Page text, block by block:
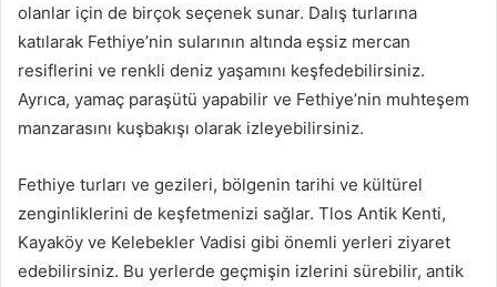
olanlar için de birçok seçenek sunar. Dalış turlarına
katılarak Fethiye’nin sularının altında eşsiz mercan
resiflerini ve renkli deniz yaşamını keşfedebilirsiniz.
Ayrıca, yamaç paraşütü yapabilir ve Fethiye’nin muhteşem
manzarasını kuşbakışı olarak izleyebilirsiniz.
Fethiye turları ve gezileri, bölgenin tarihi ve kültürel
zenginliklerini de keşfetmenizi sağlar. Tlos Antik Kenti,
Kayaköy ve Kelebekler Vadisi gibi önemli yerleri ziyaret
edebilirsiniz. Bu yerlerde geçmişin izlerini sürebilir, antik